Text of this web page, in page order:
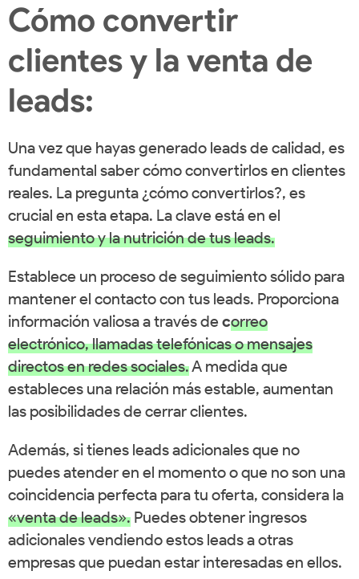
Cómo convertir
clientes y la venta de
leads:
Una vez que hayas generado leads de calidad, es
fundamental saber cómo convertirlos en clientes
reales. La pregunta ¿cómo convertirlos?, es
crucial en esta etapa. La clave está en el
seguimiento y la nutrición de tus leads.
Establece un proceso de seguimiento sólido para
mantener el contacto con tus leads. Proporciona
información valiosa a través decorreo
electrónico, llamadas telefónicas o mensajes
directos en redes sociales.A medida que
estableces una relación más estable, aumentan
las posibilidades de cerrar clientes.
Además, si tienes leads adicionales que no
puedes atender en el momento o que no son una
coincidencia perfecta para tu oferta, considera la
«venta de leads». Puedes obtener ingresos
adicionales vendiendo estos leads a otras
empresas que puedan estar interesadas en ellos.